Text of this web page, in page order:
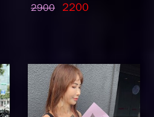
2900
2200